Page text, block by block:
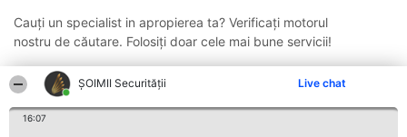
ȘOIMII Securității Live chat
16:07
Cauți un specialist in apropierea ta? Verificați motorul
nostru de căutare. Folosiți doar cele mai bune servicii!